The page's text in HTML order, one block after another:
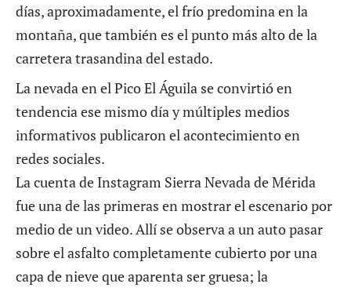
días, aproximadamente, el frío predomina en la
montaña, que también es el punto más alto de la
carretera trasandina del estado.
La nevada en el Pico El Águila se convirtió en
tendencia ese mismo día y múltiples medios
informativos publicaron el acontecimiento en
redes sociales.
La cuenta de Instagram Sierra Nevada de Mérida
fue una de las primeras en mostrar el escenario por
medio de un video. Allí se observa a un auto pasar
sobre el asfalto completamente cubierto por una
capa de nieve que aparenta ser gruesa; la